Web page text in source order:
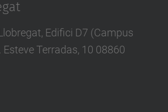
Edifici D7 (Campus
Terradas, 10 08860